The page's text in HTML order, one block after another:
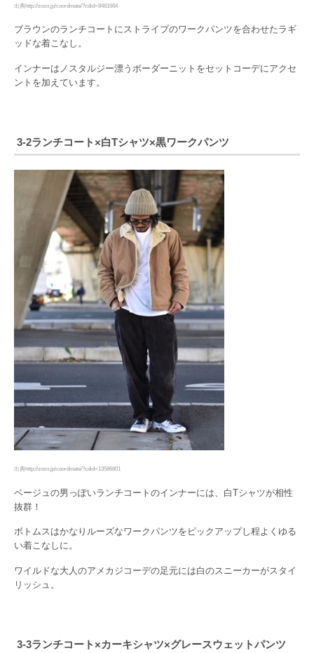
出典http://zozo.jp/coordinate/?cdid=8481664
ブラウンのランチコートにストライプのワークパンツを合わせたラギ
ッドな着こなし。
インナーはノスタルジー漂うボーダーニットをセットコーデにアクセ
ントを加えています。
3-2ランチコート×白Tシャツ×黒ワークパンツ
出典http://zozo.jp/coordinate/?cdid=13586801
ベージュの男っぽいランチコートのインナーには、白Tシャツが相性
抜群！
ボトムスはかなりルーズなワークパンツをピックアップし程よくゆる
い着こなしに。
ワイルドな大人のアメカジコーデの足元には白のスニーカーがスタイ
リッシュ。
3-3ランチコート×カーキシャツ×グレースウェットパンツ